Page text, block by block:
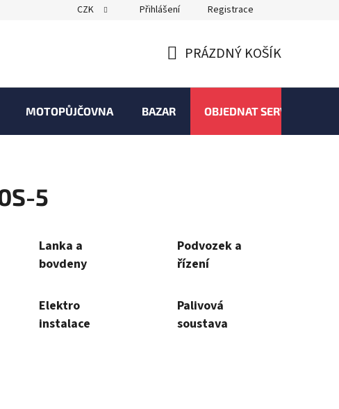
CZK Přihlášení Registrace
KOŠÍK
PRÁZDNÝ KOŠÍK
MOTOPŮJČOVNA BAZAR OBJEDNAT SERVIS
5
Lanka a
bovdeny
Podvozek a
řízení
Elektro
instalace
Palivová
soustava